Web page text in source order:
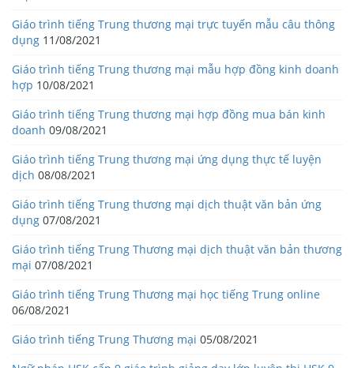
Giáo trình tiếng Trung thương mại trực tuyến mẫu câu thông
dụng 11/08/2021
Giáo trình tiếng Trung thương mại mẫu hợp đồng kinh doanh
hợp 10/08/2021
Giáo trình tiếng Trung thương mại hợp đồng mua bán kinh
doanh 09/08/2021
Giáo trình tiếng Trung thương mại ứng dụng thực tế luyện
dịch 08/08/2021
Giáo trình tiếng Trung thương mại dịch thuật văn bản ứng
dụng 07/08/2021
Giáo trình tiếng Trung Thương mại dịch thuật văn bản thương
mại 07/08/2021
Giáo trình tiếng Trung Thương mại học tiếng Trung online
06/08/2021
Giáo trình tiếng Trung Thương mại 05/08/2021